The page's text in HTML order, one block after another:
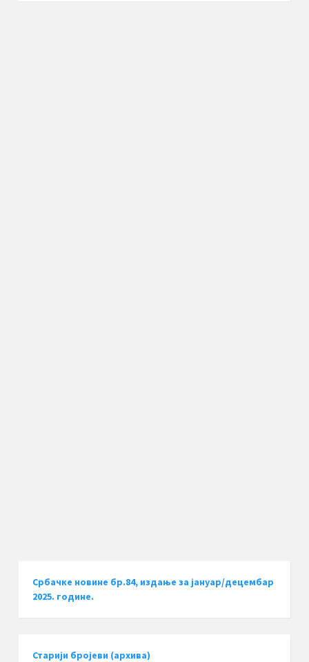
Србачке новине бр.84, издање за јануар/децембар
2025. године.
Старији бројеви (архива)